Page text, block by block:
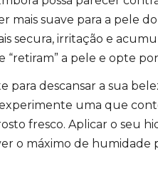
mais suave para a pele
secura, irritação e
“retiram” a pele e opte
para descansar a sua
uma que
fresco. Aplicar o seu
o máximo de humidade